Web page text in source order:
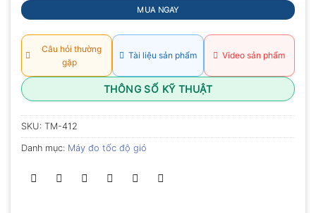
MUA NGAY
Câu hỏi thường
gặp
Tài liệu sản phẩm Video sản phẩm
THÔNG SỐ KỸ THUẬT
SKU: TM-412
Danh mục: Máy đo tốc độ gió